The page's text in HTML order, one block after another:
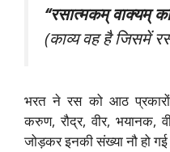
“रसात्मकम् वाक्यम्
(काव्य वह है जिसमें
भरत ने रस को आठ प्रकारों
करुण, रौद्र, वीर, भयानक,
जोड़कर इनकी संख्या नौ हो